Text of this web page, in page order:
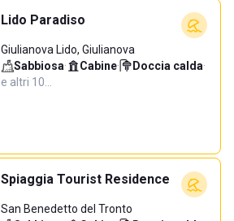
Lido Paradiso
Giulianova Lido, Giulianova
Sabbiosa· Cabine· Doccia calda·
e altri 10…
Spiaggia Tourist Residence
San Benedetto del Tronto